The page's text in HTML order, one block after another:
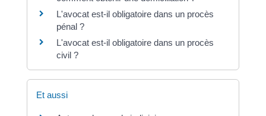
L'avocat est-il obligatoire dans un procès
pénal ?
L'avocat est-il obligatoire dans un procès
civil ?
Et aussi